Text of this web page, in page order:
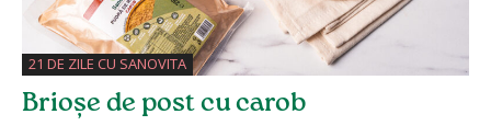
21 DE ZILE CU SANOVITA
Brioșe de post cu carob